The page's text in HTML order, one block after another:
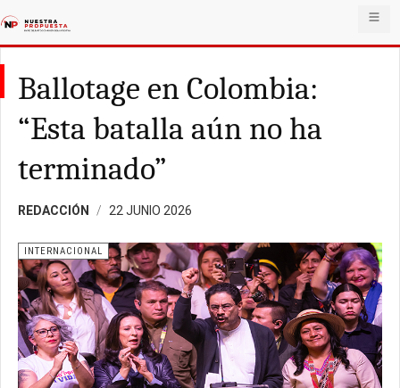
Ballotage en Colombia:
“Esta batalla aún no ha
terminado”
REDACCIÓN 22 JUNIO 2026
INTERNACIONAL